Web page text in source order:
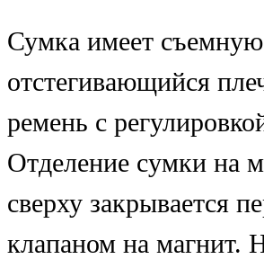
Сумка имеет
отстегивающийся
ремень с
Отделение сумки на
сверху закрывается
клапаном на магнит.